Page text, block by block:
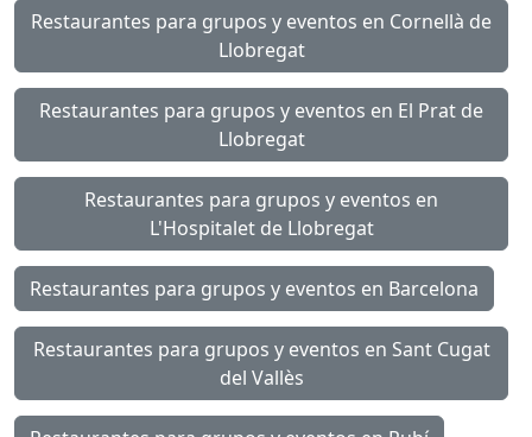
Restaurantes para grupos y eventos en Cornellà de
Llobregat
Restaurantes para grupos y eventos en El Prat de
Llobregat
Restaurantes para grupos y eventos en
L'Hospitalet de Llobregat
Restaurantes para grupos y eventos en Barcelona
Restaurantes para grupos y eventos en Sant Cugat
del Vallès